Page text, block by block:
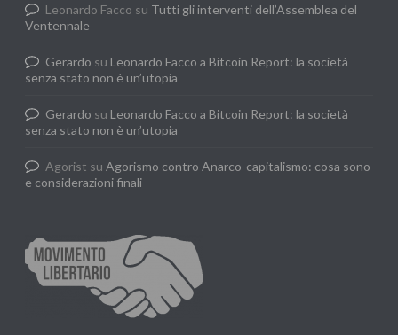
Leonardo Facco su Tutti gli interventi dell’Assemblea del
Ventennale
Gerardo su Leonardo Facco a Bitcoin Report: la società
senza stato non è un’utopia
Gerardo su Leonardo Facco a Bitcoin Report: la società
senza stato non è un’utopia
Agorist suAgorismo contro Anarco-capitalismo: cosa sono
e considerazioni finali